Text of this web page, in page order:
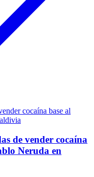
de vender cocaína
Neruda en